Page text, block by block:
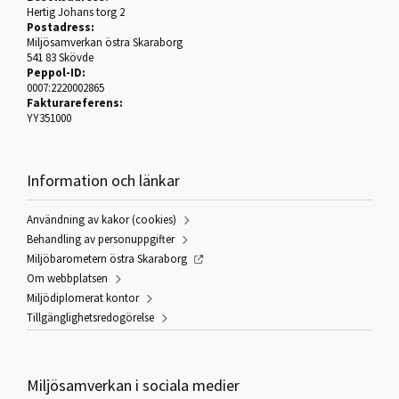
Hertig Johans torg 2
Postadress:
Miljösamverkan östra Skaraborg
541 83 Skövde
Peppol-ID:
0007:2220002865
Fakturareferens:
YY351000
Information och länkar
Användning av kakor (cookies)
Behandling av personuppgifter
Miljöbarometern östra Skaraborg
Om webbplatsen
Miljödiplomerat kontor
Tillgänglighetsredogörelse
Miljösamverkan i sociala medier